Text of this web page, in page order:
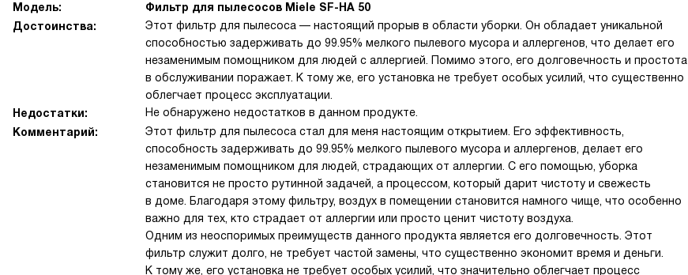
Модель:
Фильтр для пылесосов Miele SF-HA 50
Достоинства:
Этот фильтр для пылесоса — настоящий прорыв в области уборки. Он обладает уникальной
способностью задерживать до 99.95% мелкого пылевого мусора и аллергенов, что делает его
незаменимым помощником для людей с аллергией. Помимо этого, его долговечность и простота
в обслуживании поражает. К тому же, его установка не требует особых усилий, что существенно
облегчает процесс эксплуатации.
Недостатки:
Не обнаружено недостатков в данном продукте.
Комментарий:
Этот фильтр для пылесоса стал для меня настоящим открытием. Его эффективность,
способность задерживать до 99.95% мелкого пылевого мусора и аллергенов, делает его
незаменимым помощником для людей, страдающих от аллергии. С его помощью, уборка
становится не просто рутинной задачей, а процессом, который дарит чистоту и свежесть
в доме. Благодаря этому фильтру, воздух в помещении становится намного чище, что особенно
важно для тех, кто страдает от аллергии или просто ценит чистоту воздуха.
Одним из неоспоримых преимуществ данного продукта является его долговечность. Этот
фильтр служит долго, не требует частой замены, что существенно экономит время и деньги.
К тому же, его установка не требует особых усилий, что значительно облегчает процесс